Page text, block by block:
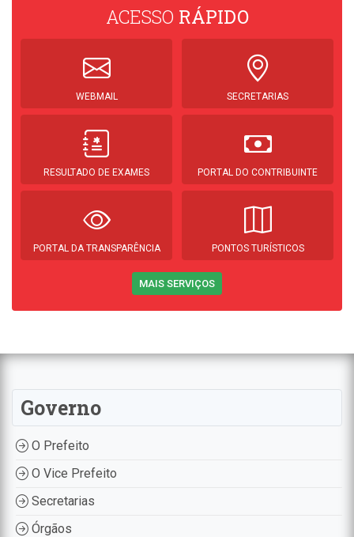
ACESSO RÁPIDO
WEBMAIL SECRETARIAS
RESULTADO DE EXAMES PORTAL DO CONTRIBUINTE
PORTAL DA TRANSPARÊNCIA PONTOS TURÍSTICOS
MAIS SERVIÇOS
Governo
O Prefeito
O Vice Prefeito
Secretarias
Órgãos